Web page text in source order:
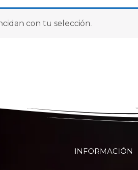
con tu selección.
INFORMACIÓN